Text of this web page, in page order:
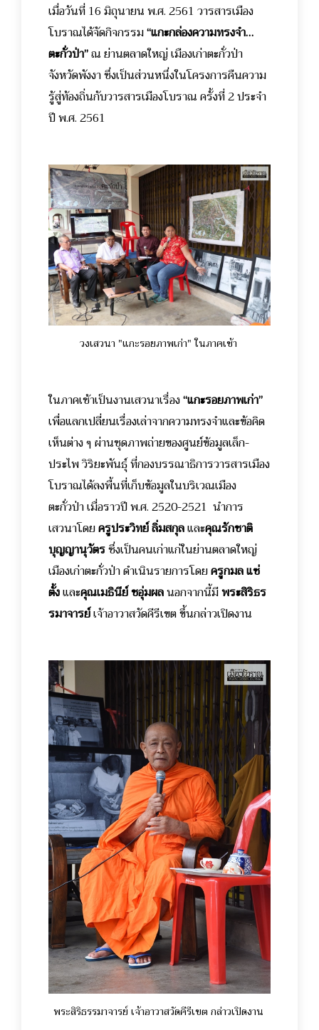
เมื่อวันที่ 16 มิถุนายน พ.ศ. 2561 วารสารเมือง
โบราณได้จัดกิจกรรม“แกะกล่องความทรงจำ…
ตะกั่วป่า”ณ ย่านตลาดใหญ่ เมืองเก่าตะกั่วป่า
จังหวัดพังงา ซึ่งเป็นส่วนหนึ่งในโครงการคืนความ
รู้สู่ท้องถิ่นกับวารสารเมืองโบราณ ครั้งที่ 2 ประจำ
ปี พ.ศ. 2561
วงเสวนา "แกะรอยภาพเก่า" ในภาคเช้า
ในภาคเช้าเป็นงานเสวนาเรื่อง“แกะรอยภาพเก่า”
เพื่อแลกเปลี่ยนเรื่องเล่าจากความทรงจำและข้อคิด
เห็นต่าง ๆ ผ่านชุดภาพถ่ายของศูนย์ข้อมูลเล็ก-
ประไพ วิริยะพันธุ์ ที่กองบรรณาธิการวารสารเมือง
โบราณได้ลงพื้นที่เก็บข้อมูลในบริเวณเมือง
ตะกั่วป่า เมื่อราวปี พ.ศ. 2520-2521 นำการ
เสวนาโดยครูประวิทย์ ลิ่มสกุลและคุณรักชาติ
บุญญานุวัตรซึ่งเป็นคนเก่าแก่ในย่านตลาดใหญ่
เมืองเก่าตะกั่วป่า ดำเนินรายการโดยครูกมล แซ่
ตั้งและคุณเมธินีย์ ชอุ่มผลนอกจากนี้มีพระสิริธร
รมาจารย์เจ้าอาวาสวัดคีรีเขต ขึ้นกล่าวเปิดงาน
พระสิริธรรมาจารย์ เจ้าอาวาสวัดคีรีเขต กล่าวเปิดงาน